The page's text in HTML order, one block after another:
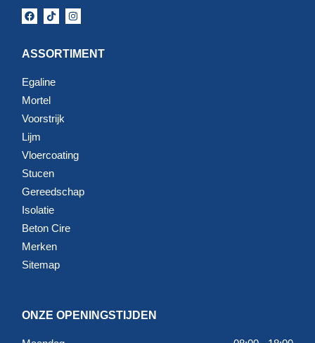
ASSORTIMENT
Egaline
Mortel
Voorstrijk
Lijm
Vloercoating
Stucen
Gereedschap
Isolatie
Beton Cire
Merken
Sitemap
ONZE OPENINGSTIJDEN